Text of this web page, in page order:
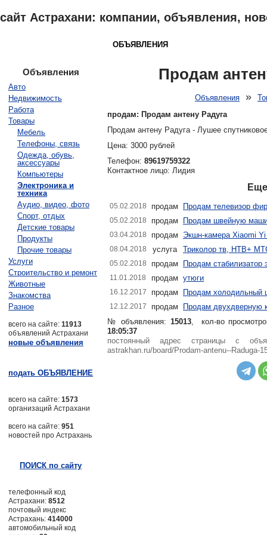
сайт Астрахани: компании, объявления,
ОБЪЯВЛЕНИЯ
Продам
Объявления »
продам: Продам антену Радуга
Продам антену Радуга - Лушее
Цена: 3000 рублей
Телефон: 89619759322
Контактное лицо: Лидия
05.02.2018 продам Продам телевизор
05.02.2018 продам Продам швейную
03.04.2018 продам Экшн-камера Xiaomi
08.04.2018 услуга Триколор тв, НТВ+
05.02.2018 продам Продам стабилизатор
11.01.2018 продам утюги
16.12.2017 продам Продам холодильный
12.12.2017 продам
Продам двухдверную
№ объявления: 15013, кол-во
18:05:37
постоянный адрес страницы с
astrakhan.ru/board/Prodam-antenu--Raduga-
Объявления
Авто
Недвижимость
Работа
Товары
Мебель
Телефоны, связь
Одежда, обувь,
аксессуары
Компьютеры
Электроника и
техника
Аудио, видео, фото
Спорт, отдых
Детские товары
Продукты
Прочие товары
Услуги
Строительство и ремонт
Животные
Знакомства
Разное
всего на сайте: 11913
объявлений Астрахани
новые объявления
подать ОБЪЯВЛЕНИЕ
всего на сайте: 1573
организаций Астрахани
всего на сайте: 951
новостей про Астрахань
ПОИСК по сайту
телефонный код
Астрахани: 8512
почтовый индекс
Астрахань: 414000
автомобильный код